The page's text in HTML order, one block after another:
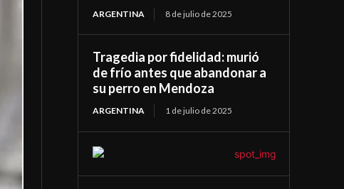
ARGENTINA 8 de julio de 2025
Tragedia por fidelidad: murió
de frío antes que abandonar a
su perro en Mendoza
ARGENTINA 1 de julio de 2025